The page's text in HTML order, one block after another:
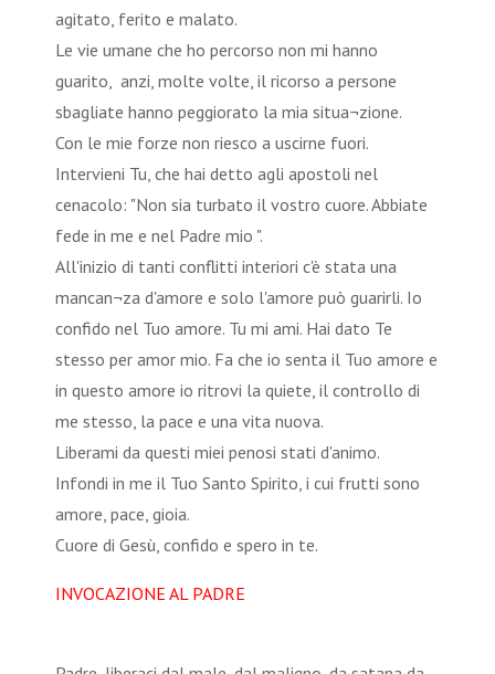
agitato, ferito e malato.
Le vie umane che ho percorso non mi hanno
guarito, anzi, molte volte, il ricorso a persone
sbagliate hanno peggiorato la mia situa¬zione.
Con le mie forze non riesco a uscirne fuori.
Intervieni Tu, che hai detto agli apostoli nel
cenacolo: "Non sia turbato il vostro cuore. Abbiate
fede in me e nel Padre mio ".
All'inizio di tanti conflitti interiori c'è stata una
mancan¬za d'amore e solo l'amore può guarirli. Io
confido nel Tuo amore. Tu mi ami. Hai dato Te
stesso per amor mio. Fa che io senta il Tuo amore e
in questo amore io ritrovi la quiete, il controllo di
me stesso, la pace e una vita nuova.
Liberami da questi miei penosi stati d'animo.
Infondi in me il Tuo Santo Spirito, i cui frutti sono
amore, pace, gioia.
Cuore di Gesù, confido e spero in te.
INVOCAZIONE AL PADRE